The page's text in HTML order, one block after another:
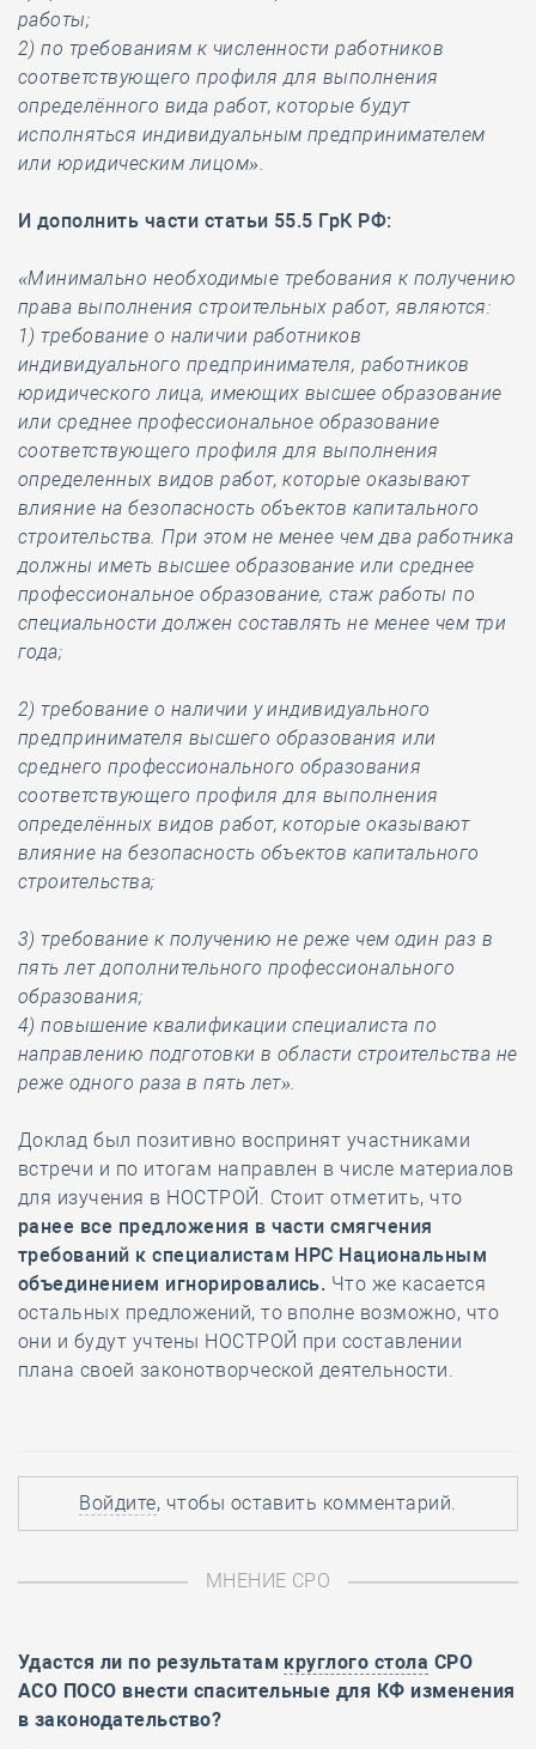
работы;
2) по требованиям к численности работников
соответствующего профиля для выполнения
определённого вида работ, которые будут
исполняться индивидуальным предпринимателем
или юридическим лицом».
И дополнить части статьи 55.5 ГрК РФ:
«Минимально необходимые требования к получению
права выполнения строительных работ, являются:
1) требование о наличии работников
индивидуального предпринимателя, работников
юридического лица, имеющих высшее образование
или среднее профессиональное образование
соответствующего профиля для выполнения
определенных видов работ, которые оказывают
влияние на безопасность объектов капитального
строительства. При этом не менее чем два работника
должны иметь высшее образование или среднее
профессиональное образование, стаж работы по
специальности должен составлять не менее чем три
года;
2) требование о наличии у индивидуального
предпринимателя высшего образования или
среднего профессионального образования
соответствующего профиля для выполнения
определённых видов работ, которые оказывают
влияние на безопасность объектов капитального
строительства;
3) требование к получению не реже чем один раз в
пять лет дополнительного профессионального
образования;
4) повышение квалификации специалиста по
направлению подготовки в области строительства не
реже одного раза в пять лет».
Доклад был позитивно воспринят участниками
встречи и по итогам направлен в числе материалов
для изучения в НОСТРОЙ. Стоит отметить, что
ранее все предложения в части смягчения
требований к специалистам НРС Национальным
объединением игнорировались. Что же касается
остальных предложений, то вполне возможно, что
они и будут учтены НОСТРОЙ при составлении
плана своей законотворческой деятельности.
Войдите, чтобы оставить комментарий.
МНЕНИЕ СРО
Удастся ли по результатам круглого стола СРО
АСО ПОСО внести спасительные для КФ изменения
в законодательство?